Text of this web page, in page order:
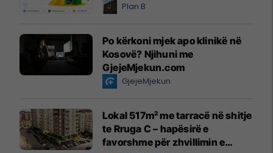
Plan B
Po kërkoni mjek apo klinikë në
Kosovë? Njihuni me
GjejeMjekun.com
GjejeMjekun
Lokal 517m² me tarracë në shitje
te Rruga C – hapësirë e
favorshme për zhvillimin e